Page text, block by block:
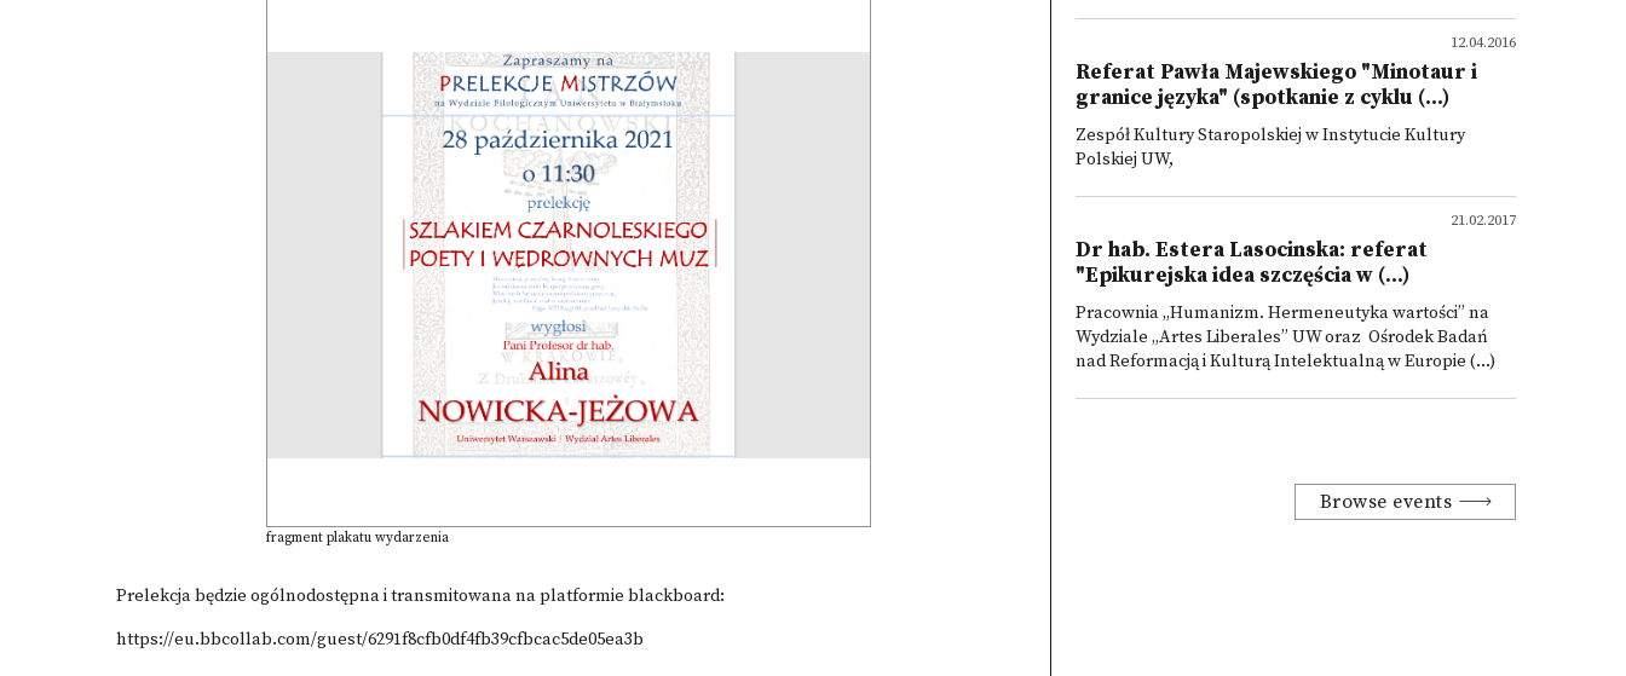
fragment plakatu wydarzenia
Prelekcja będzie ogólnodostępna i transmitowana na platformie blackboard:
https://eu.bbcollab.com/guest/6291f8cfb0df4fb39cfbcac5de05ea3b
12.04.2016
Referat Pawła Majewskiego "Minotaur i
granice języka" (spotkanie z cyklu (...)
Zespół Kultury Staropolskiej w Instytucie Kultury
Polskiej UW,
21.02.2017
Dr hab. Estera Lasocinska: referat
"Epikurejska idea szczęścia w (...)
Pracownia „Humanizm. Hermeneutyka wartości” na
Wydziale „Artes Liberales” UW oraz Ośrodek Badań
nad Reformacją i Kulturą Intelektualną w Europie (...)
Browse events